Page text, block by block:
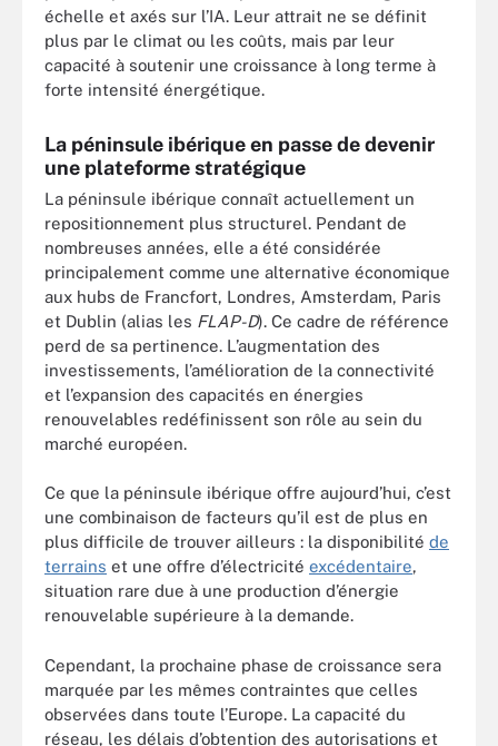
échelle et axés sur l’IA. Leur attrait ne se définit
plus par le climat ou les coûts, mais par leur
capacité à soutenir une croissance à long terme à
forte intensité énergétique.
La péninsule ibérique en passe de devenir
une plateforme stratégique
La péninsule ibérique connaît actuellement un
repositionnement plus structurel. Pendant de
nombreuses années, elle a été considérée
principalement comme une alternative économique
aux hubs de Francfort, Londres, Amsterdam, Paris
et Dublin (alias les FLAP-D). Ce cadre de référence
perd de sa pertinence. L’augmentation des
investissements, l’amélioration de la connectivité
et l’expansion des capacités en énergies
renouvelables redéfinissent son rôle au sein du
marché européen.
Ce que la péninsule ibérique offre aujourd’hui, c’est
une combinaison de facteurs qu’il est de plus en
plus difficile de trouver ailleurs : la disponibilité de
terrains et une offre d’électricité excédentaire,
situation rare due à une production d’énergie
renouvelable supérieure à la demande.
Cependant, la prochaine phase de croissance sera
marquée par les mêmes contraintes que celles
observées dans toute l’Europe. La capacité du
réseau, les délais d’obtention des autorisations et